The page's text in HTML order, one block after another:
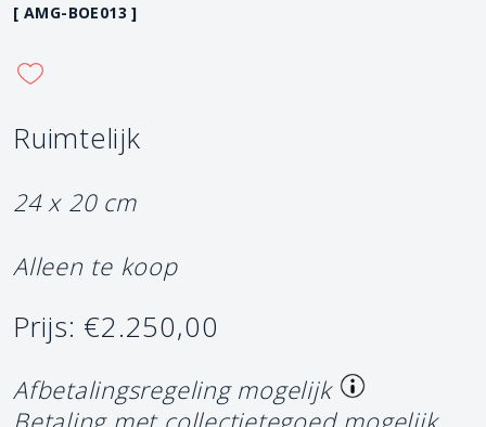
[ AMG-BOE013 ]
Ruimtelijk
24 x 20 cm
Alleen te koop
Prijs: €2.250,00
Afbetalingsregeling mogelijk